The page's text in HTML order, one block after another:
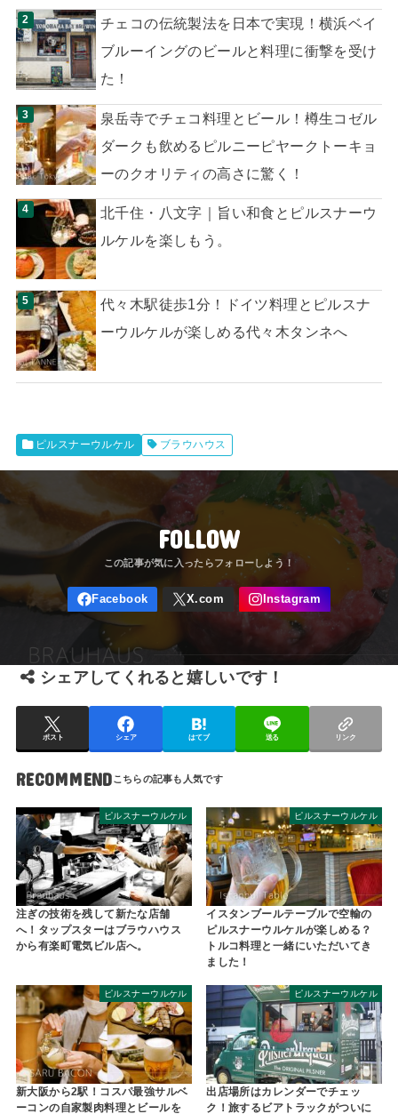
チェコの伝統製法を日本で実現！横浜ベイ
ブルーイングのビールと料理に衝撃を受け
た！
泉岳寺でチェコ料理とビール！樽生コゼル
ダークも飲めるピルニーピヤークトーキョ
ーのクオリティの高さに驚く！
北千住・八文字｜旨い和食とピルスナーウ
ルケルを楽しもう。
代々木駅徒歩1分！ドイツ料理とピルスナ
ーウルケルが楽しめる代々木タンネへ
ピルスナーウルケル ブラウハウス
FOLLOW
シェアしてくれると嬉しいです！
ポスト シェア はてブ 送る リンク
RECOMMEND
ピルスナーウルケル
注ぎの技術を残して新たな店舗
へ！タップスターはブラウハウス
から有楽町電気ビル店へ。
ピルスナーウルケル
イスタンブールテーブルで空輸の
ピルスナーウルケルが楽しめる？
トルコ料理と一緒にいただいてき
ました！
ピルスナーウルケル
新大阪から2駅！コスパ最強サルベ
ーコンの自家製肉料理とビールを
ピルスナーウルケル
出店場所はカレンダーでチェッ
ク！旅するビアトラックがついに